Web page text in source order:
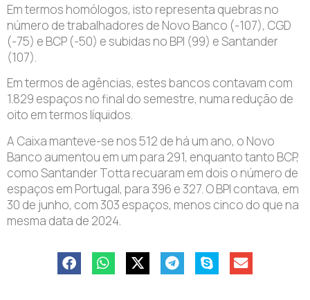
Em termos homólogos, isto representa quebras no
número de trabalhadores de Novo Banco (-107), CGD
(-75) e BCP (-50) e subidas no BPI (99) e Santander
(107).
Em termos de agências, estes bancos contavam com
1.829 espaços no final do semestre, numa redução de
oito em termos líquidos.
A Caixa manteve-se nos 512 de há um ano, o Novo
Banco aumentou em um para 291, enquanto tanto BCP,
como Santander Totta recuaram em dois o número de
espaços em Portugal, para 396 e 327. O BPI contava, em
30 de junho, com 303 espaços, menos cinco do que na
mesma data de 2024.